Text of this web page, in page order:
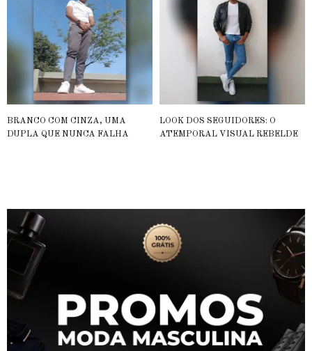
BRANCO COM CINZA, UMA
DUPLA QUE NUNCA FALHA
LOOK DOS SEGUIDORES: O
ATEMPORAL VISUAL REBELDE